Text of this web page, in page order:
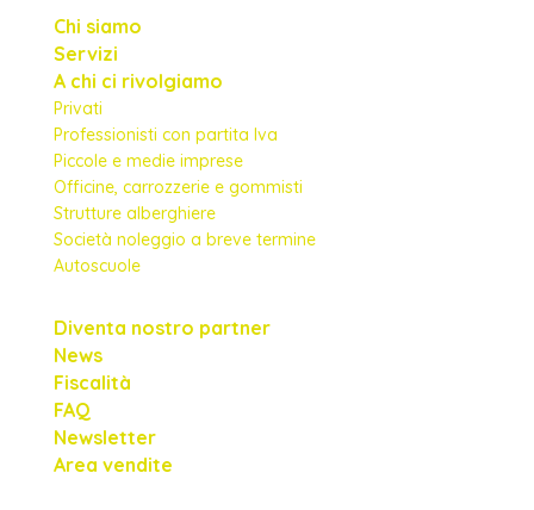
Chi siamo
Servizi
A chi ci rivolgiamo
Privati
Professionisti con partita Iva
Piccole e medie imprese
Officine, carrozzerie e gommisti
Strutture alberghiere
Società noleggio a breve termine
Autoscuole
Diventa nostro partner
News
Fiscalità
FAQ
Newsletter
Area vendite